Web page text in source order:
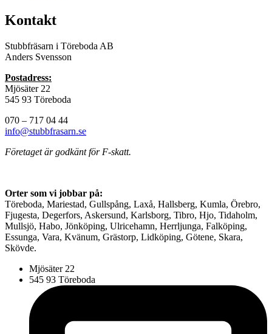
Kontakt
Stubbfräsarn i Töreboda AB
Anders Svensson
Postadress:
Mjösäter 22
545 93 Töreboda
070 – 717 04 44
info@stubbfrasarn.se
Företaget är godkänt för F-skatt.
Orter som vi jobbar på:
Töreboda, Mariestad, Gullspång, Laxå, Hallsberg, Kumla, Örebro,
Fjugesta, Degerfors, Askersund, Karlsborg, Tibro, Hjo, Tidaholm,
Mullsjö, Habo, Jönköping, Ulricehamn, Herrljunga, Falköping,
Essunga, Vara, Kvänum, Grästorp, Lidköping, Götene, Skara,
Skövde.
Mjösäter 22
545 93 Töreboda